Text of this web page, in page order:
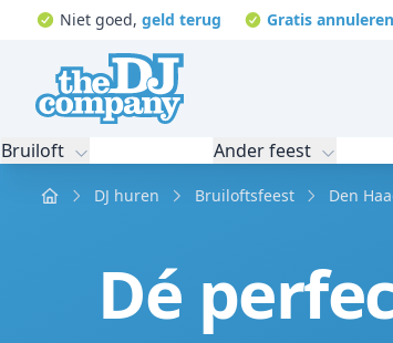
Niet goed, geld terug Gratis annuleren
Bruiloft Ander feest
Home DJ huren Bruiloftsfeest Den
Dé